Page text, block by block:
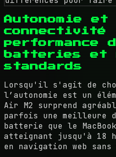
Autonomie et
connectivité
performance
batteries et
standards
Lorsqu'il s'agit de
l’autonomie est un
Air M2 surprend
parfois une meilleure
batterie que le
atteignant jusqu'à 18
en navigation web